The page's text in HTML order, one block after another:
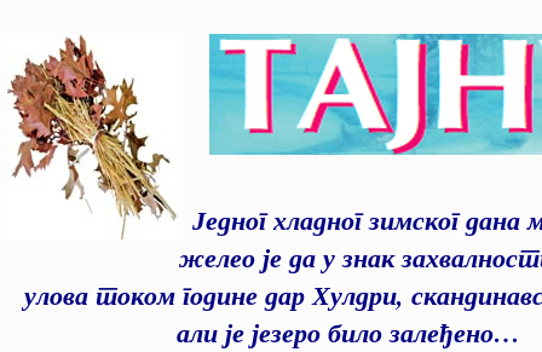
Једног хладног зимског дана
желео је да у знак
улова током године дар Хулдри,
али је језеро било залеђено…